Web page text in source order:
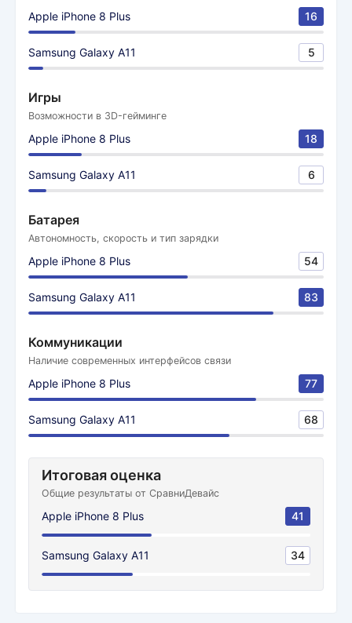
Apple iPhone 8 Plus 16
Samsung Galaxy A11 5
Игры
Возможности в 3D-гейминге
Apple iPhone 8 Plus 18
Samsung Galaxy A11 6
Батарея
Автономность, скорость и тип зарядки
Apple iPhone 8 Plus 54
Samsung Galaxy A11 83
Коммуникации
Наличие современных интерфейсов связи
Apple iPhone 8 Plus 77
Samsung Galaxy A11 68
Итоговая оценка
Общие результаты от СравниДевайс
Apple iPhone 8 Plus 41
Samsung Galaxy A11 34